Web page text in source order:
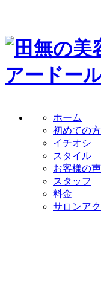
ホーム
初めての
イチオシ
スタイル
お客様の声
スタッフ
料金
サロンア